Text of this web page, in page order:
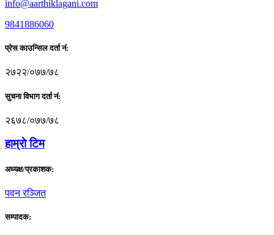
info@aarthiklagani.com
9841886060
प्रेस काउन्सिल दर्ता नं:
२७२२/०७७/७८
सुचना विभाग दर्ता नं:
२६७८/०७७/७८
हाम्राे टिम
अध्यक्ष/प्रकाशक:
पवन रञ्जित
सम्पादक: